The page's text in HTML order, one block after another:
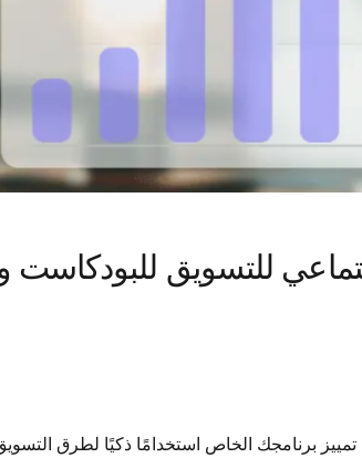
للتسويق للبودكاست
برنامجك الخاص استخدامًا ذكيًا لطرق